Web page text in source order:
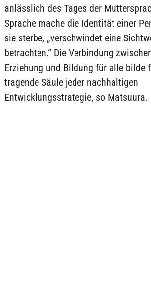
anlässlich des Tages der
Sprache mache die Identität einer
sie sterbe, „verschwindet eine
betrachten.“ Die Verbindung
Erziehung und Bildung für alle bilde
tragende Säule jeder nachhaltigen
Entwicklungsstrategie, so Matsuura.